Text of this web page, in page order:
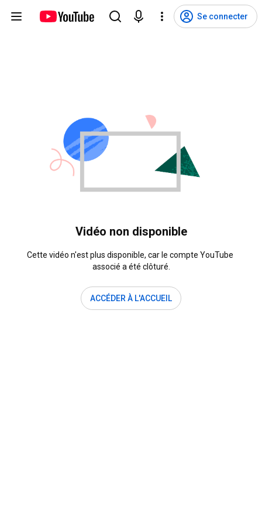
Se connecter
Vidéo non disponible
Cette vidéo n'est plus disponible, car le compte YouTube
associé a été clôturé.
ACCÉDER À L'ACCUEIL